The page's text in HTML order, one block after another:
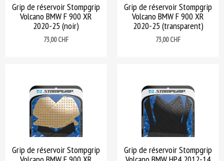
Grip de réservoir Stompgrip
Volcano BMW F 900 XR
2020-25 (noir)
Prix
73,00 CHF
Grip de réservoir Stompgrip
Volcano BMW F 900 XR
2020-25 (transparent)
Prix
73,00 CHF
Grip de réservoir Stompgrip
Grip de réservoir Stompgrip